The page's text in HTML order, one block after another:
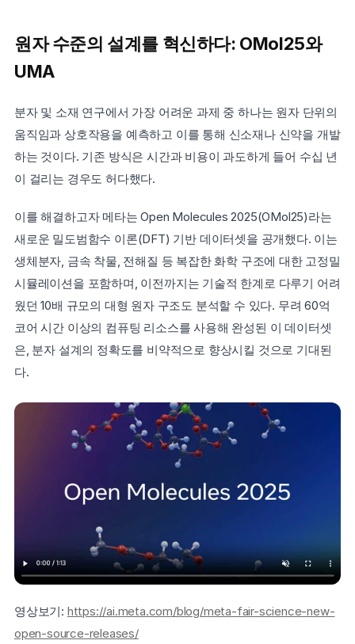
원자 수준의 설계를 혁신하다: OMol25와
UMA
분자 및 소재 연구에서 가장 어려운 과제 중 하나는 원자 단위의
움직임과 상호작용을 예측하고 이를 통해 신소재나 신약을 개발
하는 것이다. 기존 방식은 시간과 비용이 과도하게 들어 수십 년
이 걸리는 경우도 허다했다.
이를 해결하고자 메타는 Open Molecules 2025(OMol25)라는
새로운 밀도범함수 이론(DFT) 기반 데이터셋을 공개했다. 이는
생체분자, 금속 착물, 전해질 등 복잡한 화학 구조에 대한 고정밀
시뮬레이션을 포함하며, 이전까지는 기술적 한계로 다루기 어려
웠던 10배 규모의 대형 원자 구조도 분석할 수 있다. 무려 60억
코어 시간 이상의 컴퓨팅 리소스를 사용해 완성된 이 데이터셋
은, 분자 설계의 정확도를 비약적으로 향상시킬 것으로 기대된
다.
영상보기: https://ai.meta.com/blog/meta-fair-science-new-
open-source-releases/